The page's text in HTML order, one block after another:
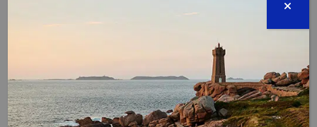
Decos environnement Organise un ramassage des
déchets sur le littoral le 14 mars au Pouliguen. Dans le
respect des gestes barrières, par petits groupes